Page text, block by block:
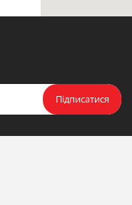
Підписатися